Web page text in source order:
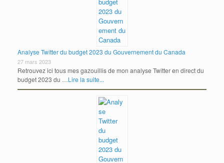
Analyse Twitter du budget 2023 du Gouvernement du Canada
27 mars 2023
Retrouvez ici tous mes gazouillis de mon analyse Twitter en direct du
budget 2023 du …Lire la suite...